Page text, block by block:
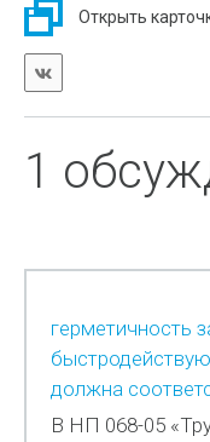
Открыть
1
герметичность
должна
В НП 068-05